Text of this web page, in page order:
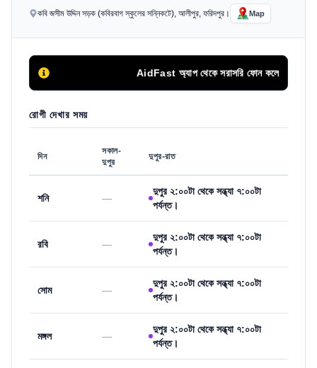
কবি জসীম উদ্দিন সড়ক (কবিরবাগ স্কুলের সন্নিকটে), আলীপুর, ফরিদপুর। Map
AidFast অ্যাপ থেকে সরাসরি ফোন কলের মাধ্যমে
রোগী দেখার সময়
দিন
সকাল-
দুপুর
দুপুর-রাত
শনি —
দুপুর ২:০০টা থেকে সন্ধ্যা ৭:০০টা
পর্যন্ত।
রবি —
দুপুর ২:০০টা থেকে সন্ধ্যা ৭:০০টা
পর্যন্ত।
সোম —
দুপুর ২:০০টা থেকে সন্ধ্যা ৭:০০টা
পর্যন্ত।
মঙ্গল —
দুপুর ২:০০টা থেকে সন্ধ্যা ৭:০০টা
পর্যন্ত।